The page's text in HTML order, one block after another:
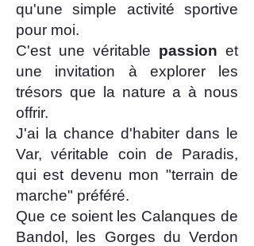
qu'une simple activité sportive
pour moi.
C'est une véritable passion et
une invitation à explorer les
trésors que la nature a à nous
offrir.
J'ai la chance d'habiter dans le
Var, véritable coin de Paradis,
qui est devenu mon "terrain de
marche" préféré.
Que ce soient les Calanques de
Bandol, les Gorges du Verdon